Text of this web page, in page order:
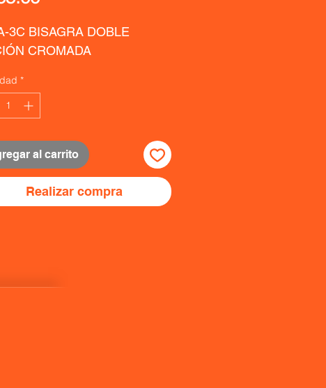
3C BISAGRA DOBLE
CROMADA
*
al carrito
Realizar compra